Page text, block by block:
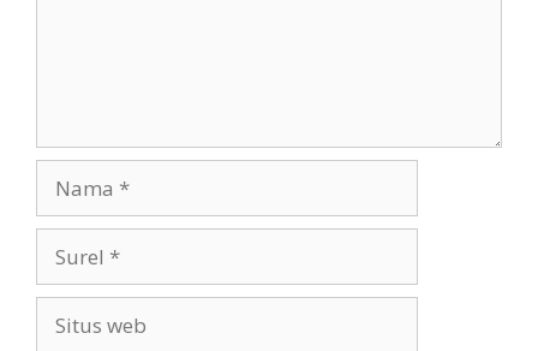
web